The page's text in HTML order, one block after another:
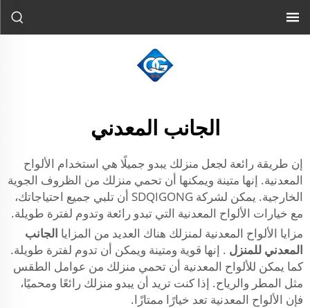
الجانب المعدني
إن طريقة رائعة لجعل منزلك يبدو جميلًا هي استخدام الألواح
المعدنية. إنها متينة ويمكنها أن تحمي منزلك من الظروف الجوية
الخارجية. يمكن لشركة SDQIGONG أن تلبي جميع احتياجاتك،
مع خيارات الألواح المعدنية التي تبدو رائعة وتدوم لفترة طويلة.
مزايا الألواح المعدنية لمنزلك هناك العديد من المزايا الجانب
المعدني للمنزل . إنها قوية ومتينة ويمكن أن تدوم لفترة طويلة.
كما يمكن للألواح المعدنية أن تحمي منزلك من عوامل الطقس
مثل المطر والرياح. إذا كنت تريد أن يبدو منزلك رائعًا ومحميًا،
فإن الألواح المعدنية تعد خيارًا ممتازًا.